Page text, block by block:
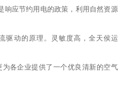
应节约用电的政策，利用自然资源
驱动的原理。灵敏度高，全天侯运
各企业提供了一个优良清新的空气